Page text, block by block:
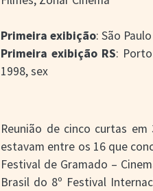
Primeira exibição: São
Primeira exibição RS:
1998, sex
Reunião de cinco curtas
estavam entre os 16 que
Festival de Gramado –
Brasil do 8º Festival